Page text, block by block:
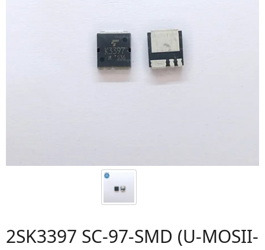
2SK3397 SC-97-SMD (U-MOSII-